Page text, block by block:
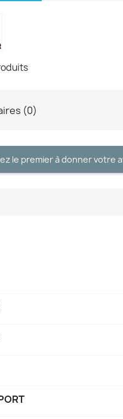
(0)
le premier à donner votre